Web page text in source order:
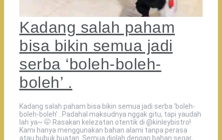
Kadang salah paham
bisa bikin semua jadi
serba ‘boleh-boleh-
boleh’ .
Kadang salah paham bisa bikin semua jadi serba ‘boleh-
boleh-boleh’ . Padahal maksudnya nggak gitu, tapi yaudah
lah ya~ 🤭 Rasakan kelezatan otentik di @kinleybistro!
Kami hanya menggunakan bahan alami tanpa perasa
atau bubuk buatan. Semua diolah dengan bahan segar,